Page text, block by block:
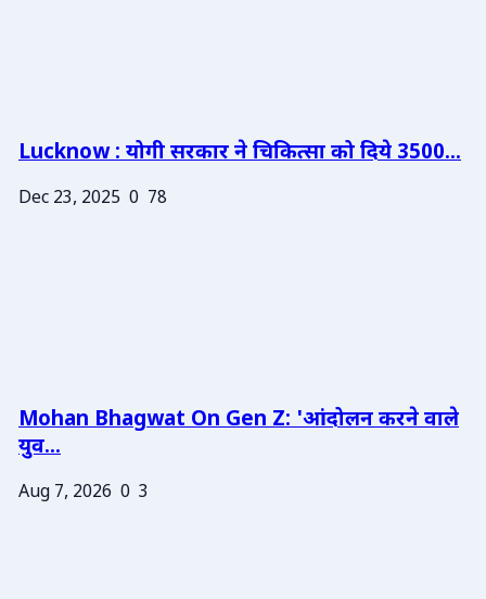
Lucknow : योगी सरकार ने चिकित्सा को दिये 3500...
Dec 23, 2025 0 78
Mohan Bhagwat On Gen Z: 'आंदोलन करने वाले
युव...
Aug 7, 2026 0 3